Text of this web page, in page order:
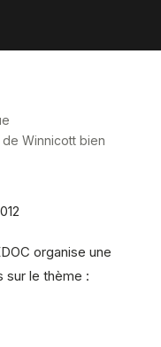
Winnicott bien
organise une
sur le thème :